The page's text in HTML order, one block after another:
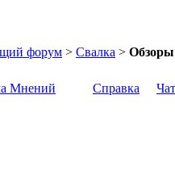
форум > Свалка > Обзоры
Мнений Справка Чат